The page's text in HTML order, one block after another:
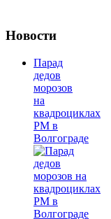
Новости
Парад
дедов
морозов
на
квадроциклах
РМ в
Волгограде